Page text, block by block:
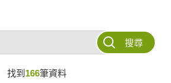
搜尋
找到 166筆資料